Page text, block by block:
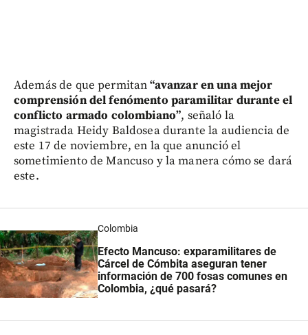
Además de que permitan“avanzar en una mejor
comprensión del fenómento paramilitar durante el
conflicto armado colombiano”, señaló la
magistrada Heidy Baldosea durante la audiencia de
este 17 de noviembre, en la que anunció el
sometimiento de Mancuso y la manera cómo se dará
este.
Colombia
Efecto Mancuso: exparamilitares de
Cárcel de Cómbita aseguran tener
información de 700 fosas comunes en
Colombia, ¿qué pasará?